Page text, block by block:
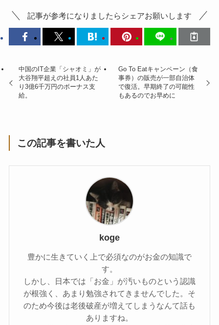
記事が参考になりましたらシェアお願いします
中国のIT企業「シャオミ」が
大谷翔平超えの社員1人あた
り3億6千万円のボーナス支
給。
Go To Eatキャンペーン（食
事券）の販売が一部自治体
で復活。早期終了の可能性
もあるのでお早めに
この記事を書いた人
koge
豊かに生きていく上で必須なのがお金の知識で
す。
しかし、日本では「お金」が汚いものという認識
が根強く、あまり勉強されてきませんでした。そ
のため今後は老後破産が増えてしまうなんて話も
ありますね。